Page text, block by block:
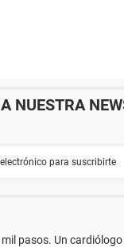
NUESTRA
pasos. Un